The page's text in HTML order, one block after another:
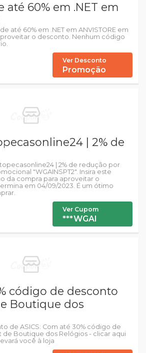
até 60% em .NET em
até 60% em .NET em ANVISTORE em
o desconto. Nenhum código
Ver Desconto
Promoção
| 2% de
| 2% de redução por
"WGAINSPT2". Insira este
da compra para aproveitar o
em 04/09/2023. É um ótimo
Ver Cupom
***WGAI
código de desconto
Boutique dos
de ASICS: Com até 30% código de
Boutique dos Relógios - clicar aqui
você à loja